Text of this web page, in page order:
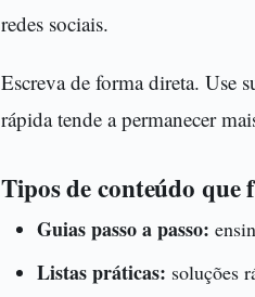
redes sociais.
Escreva de forma direta. Use
rápida tende a permanecer
Tipos de conteúdo que
Guias passo a passo:
Listas práticas: soluções